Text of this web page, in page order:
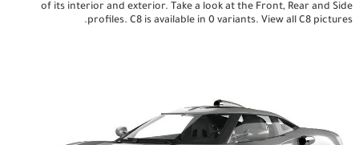
of its interior and exterior. Take a look at the Front, Rear and Side
profiles. C8 is available in 0 variants. View all C8 pictures.